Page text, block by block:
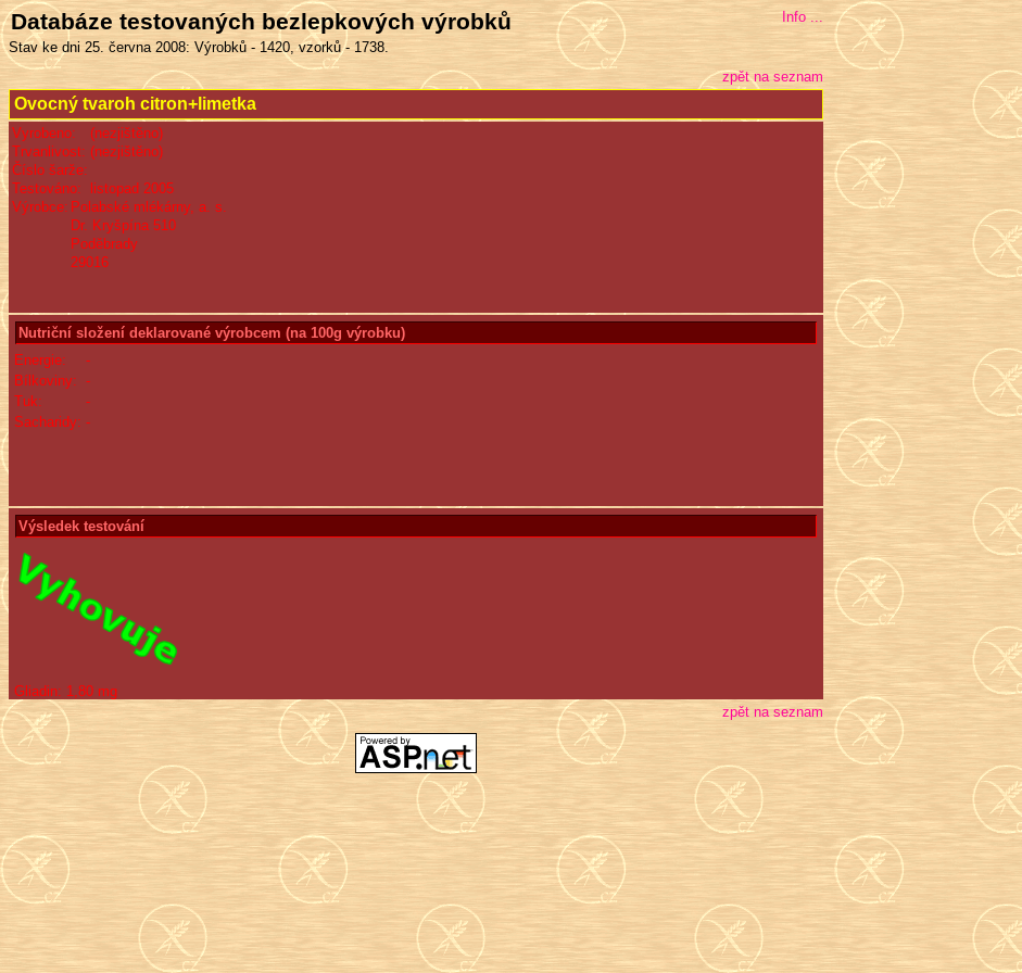
Info ...
Databáze testovaných bezlepkových výrobků
Stav ke dni 25. června 2008: Výrobků - 1420, vzorků - 1738.
zpět na seznam
Ovocný tvaroh citron+limetka
Vyrobeno:
(nezjištěno)
Trvanlivost: (nezjištěno)
Číslo šarže:
Testováno:
listopad 2005
Výrobce: Polabské mlékárny, a. s.
Dr. Kryšpína 510
Poděbrady
29016
Nutriční složení deklarované výrobcem (na 100g výrobku)
Energie:
-
Bílkoviny: -
Tuk:
-
Sacharidy: -
Výsledek testování
Gliadin: 1,80 mg
zpět na seznam